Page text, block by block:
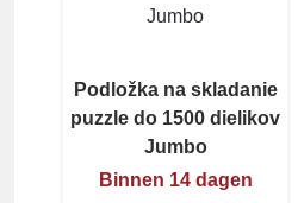
Jumbo
Podložka na skladanie
puzzle do 1500 dielikov
Jumbo
Binnen 14 dagen